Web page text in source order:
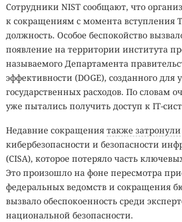
Сотрудники NIST сообщают, что
к сокращениям с момента вступления
должность. Особое беспокойство
появление на территории института
называемого Департамента
эффективности (DOGE), созданного для
государственных расходов. По словам
уже пытались получить доступ к IT-
Недавние сокращения также затронули
кибербезопасности и безопасности
(CISA), которое потеряло часть
Это произошло на фоне пересмотра
федеральных ведомств и сокращения
вызвало обеспокоенность среди
национальной безопасности.